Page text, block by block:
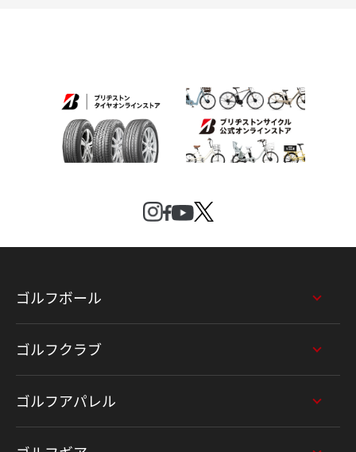
ゴルフボール
ゴルフクラブ
ゴルフアパレル